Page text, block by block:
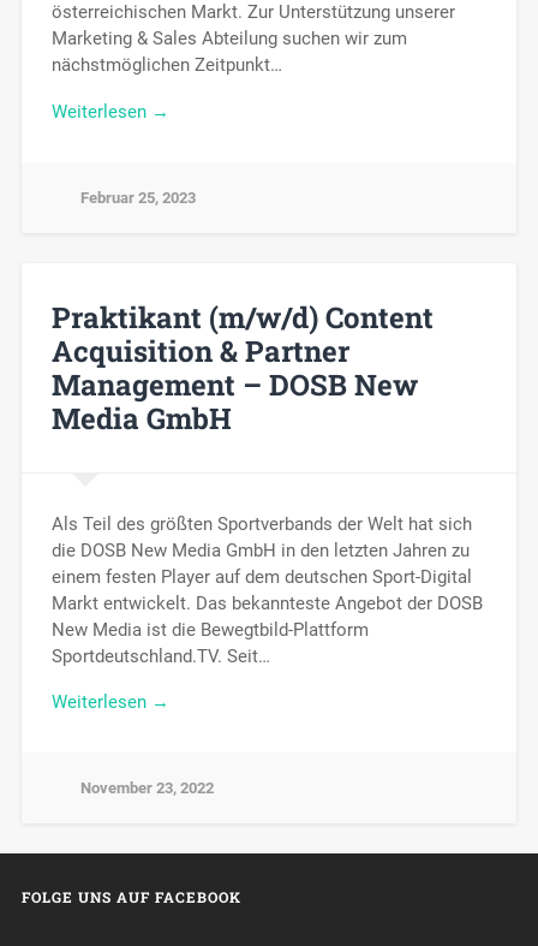
österreichischen Markt. Zur Unterstützung unserer
Marketing & Sales Abteilung suchen wir zum
nächstmöglichen Zeitpunkt…
Weiterlesen →
Februar 25, 2023
Praktikant (m/w/d) Content
Acquisition & Partner
Management – DOSB New
Media GmbH
Als Teil des größten Sportverbands der Welt hat sich
die DOSB New Media GmbH in den letzten Jahren zu
einem festen Player auf dem deutschen Sport-Digital
Markt entwickelt. Das bekannteste Angebot der DOSB
New Media ist die Bewegtbild-Plattform
Sportdeutschland.TV. Seit…
Weiterlesen →
November 23, 2022
FOLGE UNS AUF FACEBOOK